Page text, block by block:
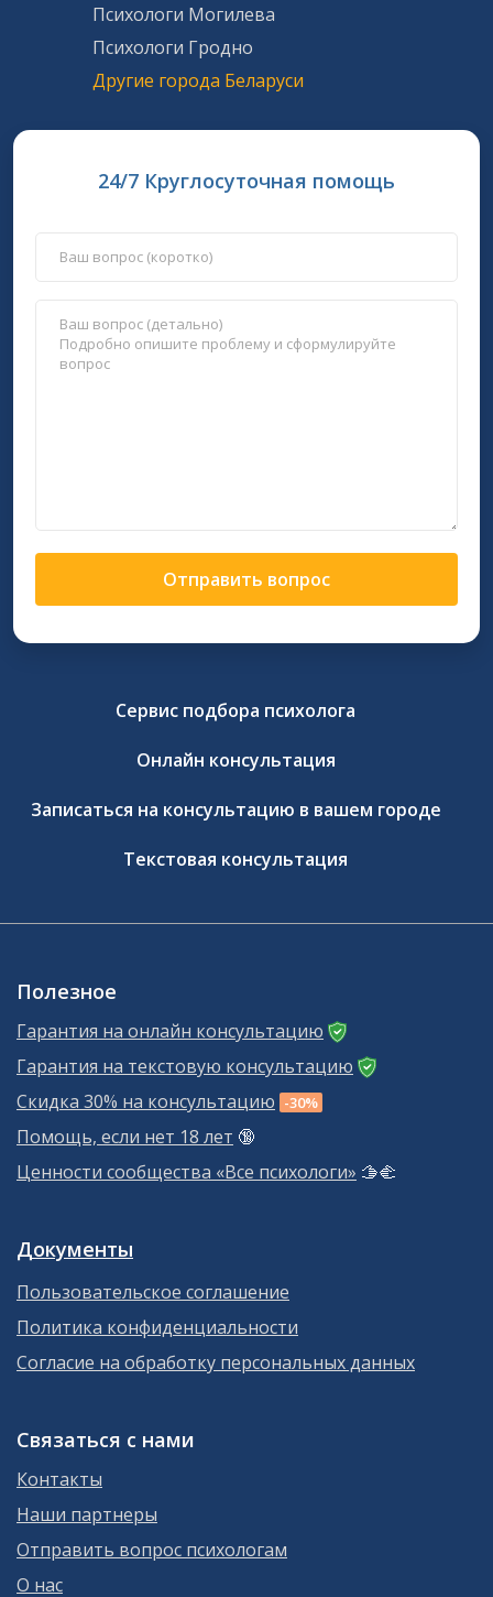
Психологи Могилева
Психологи Гродно
Другие города Беларуси
24/7 Круглосуточная помощь
Отправить вопрос
Сервис подбора психолога
Онлайн консультация
Записаться на консультацию в вашем городе
Текстовая консультация
Полезное
Гарантия на онлайн консультацию
Гарантия на текстовую консультацию
Скидка 30% на консультацию -30%
Помощь, если нет 18 лет 🔞
Ценности сообщества «Все психологи» 🫱‍🫲
Документы
Пользовательское соглашение
Политика конфиденциальности
Согласие на обработку персональных данных
Связаться с нами
Контакты
Наши партнеры
Отправить вопрос психологам
О нас